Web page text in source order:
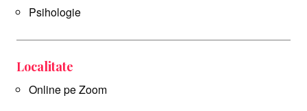
Psihologie
Localitate
Online pe Zoom